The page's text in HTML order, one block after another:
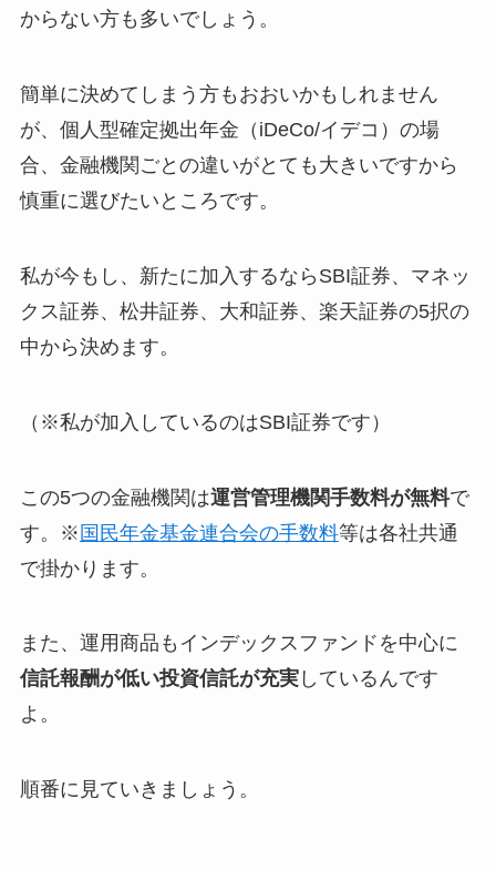
からない方も多いでしょう。
簡単に決めてしまう方もおおいかもしれません
が、個人型確定拠出年金（iDeCo/イデコ）の場
合、金融機関ごとの違いがとても大きいですから
慎重に選びたいところです。
私が今もし、新たに加入するならSBI証券、マネッ
クス証券、松井証券、大和証券、楽天証券の5択の
中から決めます。
（※私が加入しているのはSBI証券です）
この5つの金融機関は運営管理機関手数料が無料で
す。※ 国民年金基金連合会の手数料等は各社共通
で掛かります。
また、運用商品も インデックスファンドを中心に
信託報酬が低い投資信託が充実しているんです
よ。
順番に見ていきましょう。